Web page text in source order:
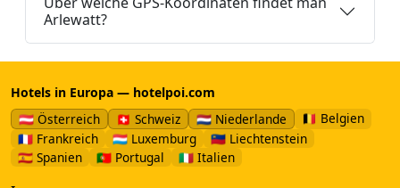
Arlewatt?
Hotels in Europa — hotelpoi.com
🇦🇹 Österreich
🇨🇭 Schweiz 🇳🇱 Niederlande
🇧🇪 Belgien
🇫🇷 Frankreich
🇱🇺 Luxemburg
🇱🇮 Liechtenstein
🇪🇸 Spanien
🇵🇹 Portugal 🇮🇹 Italien